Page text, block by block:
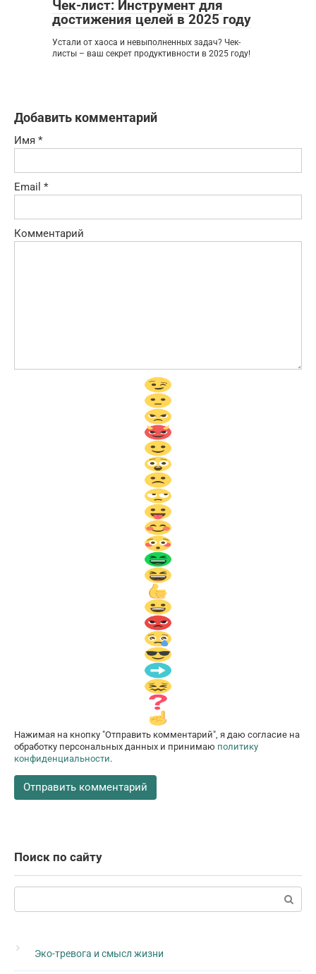
Чек-лист: Инструмент для
достижения целей в 2025 году
Устали от хаоса и невыполненных задач? Чек-
листы – ваш секрет продуктивности в 2025 году!
Добавить комментарий
Имя *
Email *
Комментарий
Нажимая на кнопку "Отправить комментарий", я даю согласие на
обработку персональных данных и принимаю политику
конфиденциальности.
Поиск по сайту
Эко-тревога и смысл жизни